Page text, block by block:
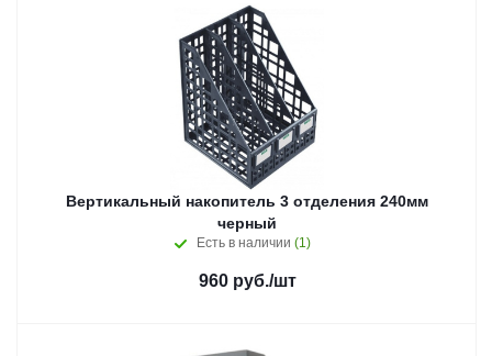
Вертикальный накопитель 3 отделения 240мм
черный
Есть в наличии (1)
960руб./шт